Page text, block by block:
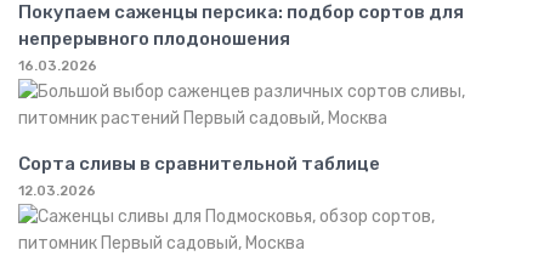
Покупаем саженцы персика: подбор сортов для
непрерывного плодоношения
16.03.2026
Сорта сливы в сравнительной таблице
12.03.2026